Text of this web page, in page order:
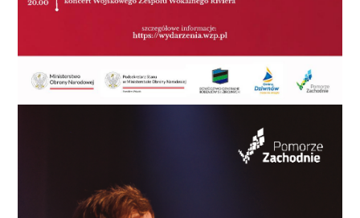
dekady. To miejsce, które aspiruje, rozwija się i otwiera
na przyszłość. A Julek? Julek ma w tej przyszłości
jako powód, by tu przyjechać, wsiąść na pokład i
zobaczyć Pomorze z zupełnie innej perspektywy.